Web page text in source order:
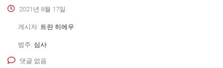
2021년 8월 17일
게시자: 트란 히에우
범주: 심사
댓글 없음